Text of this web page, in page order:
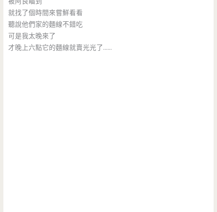
就找了個時間來嘗鮮看看
聽說他們家的麵線不錯吃
可是我太晚來了
才晚上六點它的麵線就賣光光了……